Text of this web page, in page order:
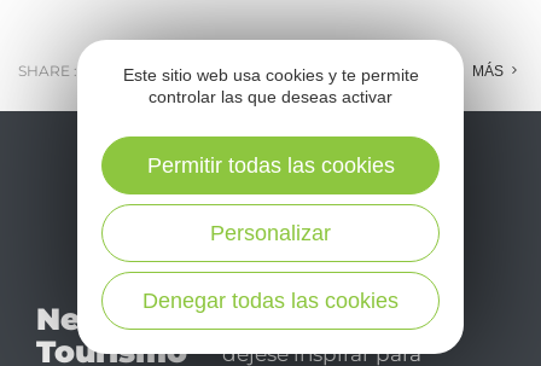
SHARE : E-MAIL MESSENGER FACEBOOK MÁS
Newsletter
Tourismo
No se pierda nuestro
mensual newsletter y
déjese inspirar para
Este sitio web usa cookies y te permite
controlar las que deseas activar
Denegar todas las cookies
Personalizar
Permitir todas las cookies